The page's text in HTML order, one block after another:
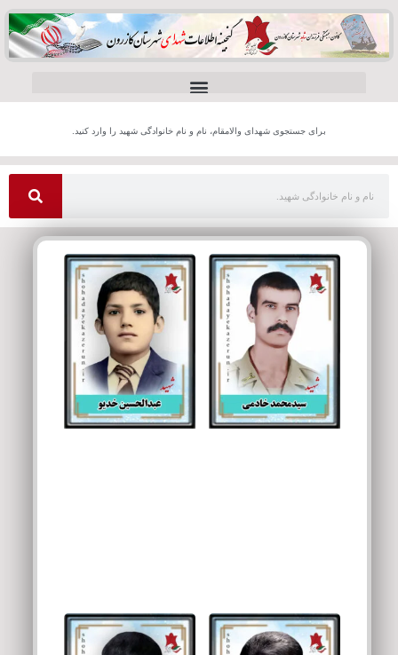
برای جستجوی شهدای والامقام، نام و نام خانوادگی شهید را وارد کنید.